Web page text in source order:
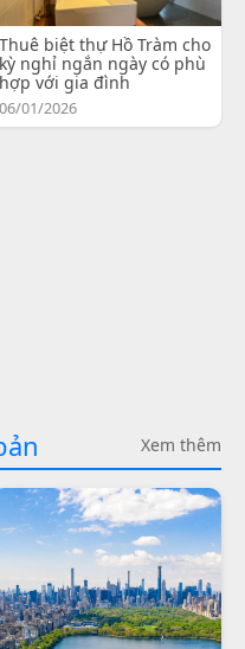
Thuê biệt thự Hồ Tràm cho
kỳ nghỉ ngắn ngày có phù
hợp với gia đình
06/01/2026
Xem thêm